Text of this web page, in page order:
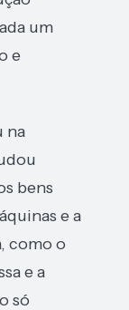
um
e
na
bens
e a
como o
e a
só